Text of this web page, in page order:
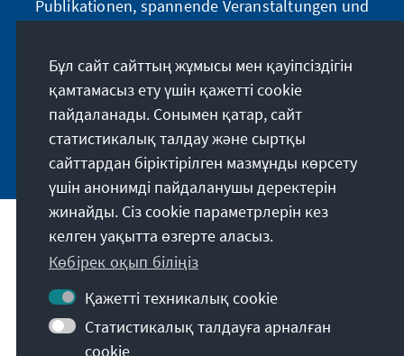
Publikationen, spannende Veranstaltungen und
jetzt unseren Newsletter und bleiben Sie immer
auf dem Laufenden.
Jetzt abonnieren
Біздің миссиямыз
Байланыс ақпараты
Қордың қосымша ұсыныстары
Бұл сайт сайттың жұмысы мен қауіпсіздігін
қамтамасыз ету үшін қажетті cookie
пайдаланады. Сонымен қатар, сайт
статистикалық талдау және сыртқы
сайттардан біріктірілген мазмұнды көрсету
үшін анонимді пайдаланушы деректерін
жинайды. Сіз cookie параметрлерін кез
келген уақытта өзгерте аласыз.
Көбірек оқып біліңіз
Қажетті техникалық cookie
Статистикалық талдауға арналған
cookie